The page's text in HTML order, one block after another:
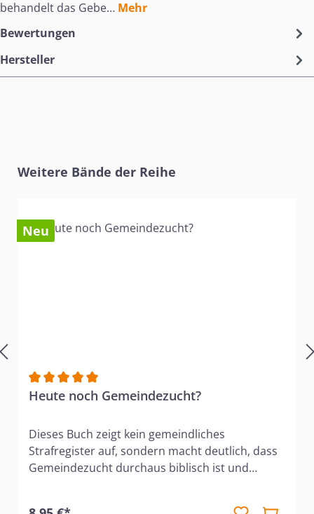
behandelt das Gebe… Mehr
Bewertungen
Hersteller
Produktgalerie überspringen
Weitere Bände der Reihe
Neu
Durchschnittliche Bewertung von 5 von 5 Sternen
Heute noch Gemeindezucht?
Dieses Buch zeigt kein gemeindliches
Strafregister auf, sondern macht deutlich, dass
Gemeindezucht durchaus biblisch ist und